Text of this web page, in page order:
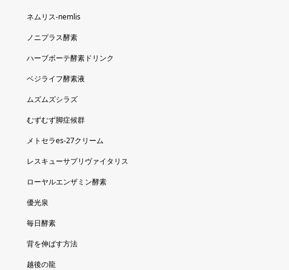
ネムリス-nemlis
ノニプラス酵素
ハーブボーテ酵素ドリンク
ベジライフ酵素液
ムズムズシラズ
むずむず脚症候群
メトセラes-27クリーム
レスキューサプリヴァイタリス
ローヤルエンザミン酵素
優光泉
毎日酵素
背を伸ばす方法
越後の龍